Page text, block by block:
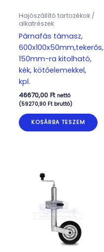
Hajószállító tartozékok /
alkatrészek
Párnafás támasz,
600x100x50mm,tekerős,
150mm-ra kitolható,
kék, kötőelemekkel,
kpl.
46670,00 Ft nettó
(59270,90 Ftbruttó)
KOSÁRBA TESZEM